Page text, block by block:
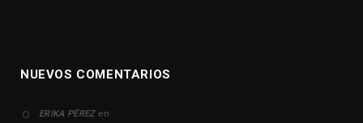
NUEVOS COMENTARIOS
ERIKA PÉREZen